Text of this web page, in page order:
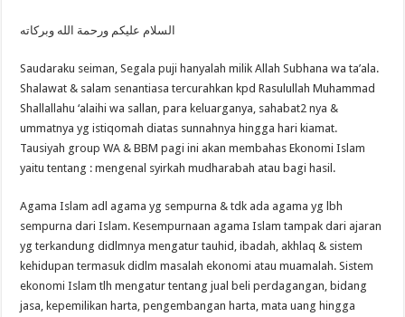
السلام عليكم ورحمة الله وبركاته
Saudaraku seiman, Segala puji hanyalah milik Allah Subhana wa ta’ala.
Shalawat & salam senantiasa tercurahkan kpd Rasulullah Muhammad
Shallallahu ‘alaihi wa sallan, para keluarganya, sahabat2 nya &
ummatnya yg istiqomah diatas sunnahnya hingga hari kiamat.
Tausiyah group WA & BBM pagi ini akan membahas Ekonomi Islam
yaitu tentang : mengenal syirkah mudharabah atau bagi hasil.
Agama Islam adl agama yg sempurna & tdk ada agama yg lbh
sempurna dari Islam. Kesempurnaan agama Islam tampak dari ajaran
yg terkandung didlmnya mengatur tauhid, ibadah, akhlaq & sistem
kehidupan termasuk didlm masalah ekonomi atau muamalah. Sistem
ekonomi Islam tlh mengatur tentang jual beli perdagangan, bidang
jasa, kepemilikan harta, pengembangan harta, mata uang hingga